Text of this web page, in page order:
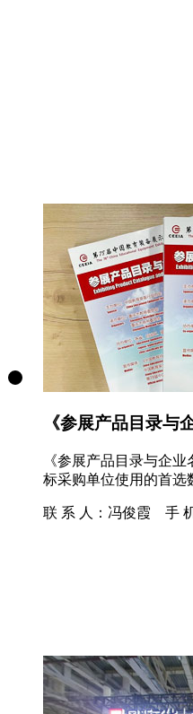
《参展产品目录与
《参展产品目录与企
标采购单位使用的首选
联 系 人：冯俊霞 手